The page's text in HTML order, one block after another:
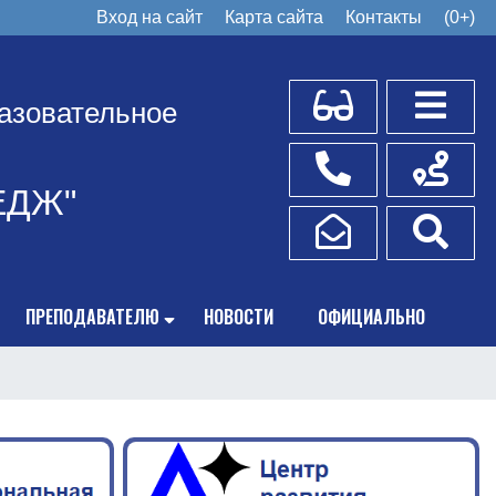
Вход на сайт Карта сайта Контакты (0+)
Для слабовидящих
Телефоны
Написать обращение
Схема
ПРЕПОДАВАТЕЛЮ НОВОСТИ ОФИЦИАЛЬНО